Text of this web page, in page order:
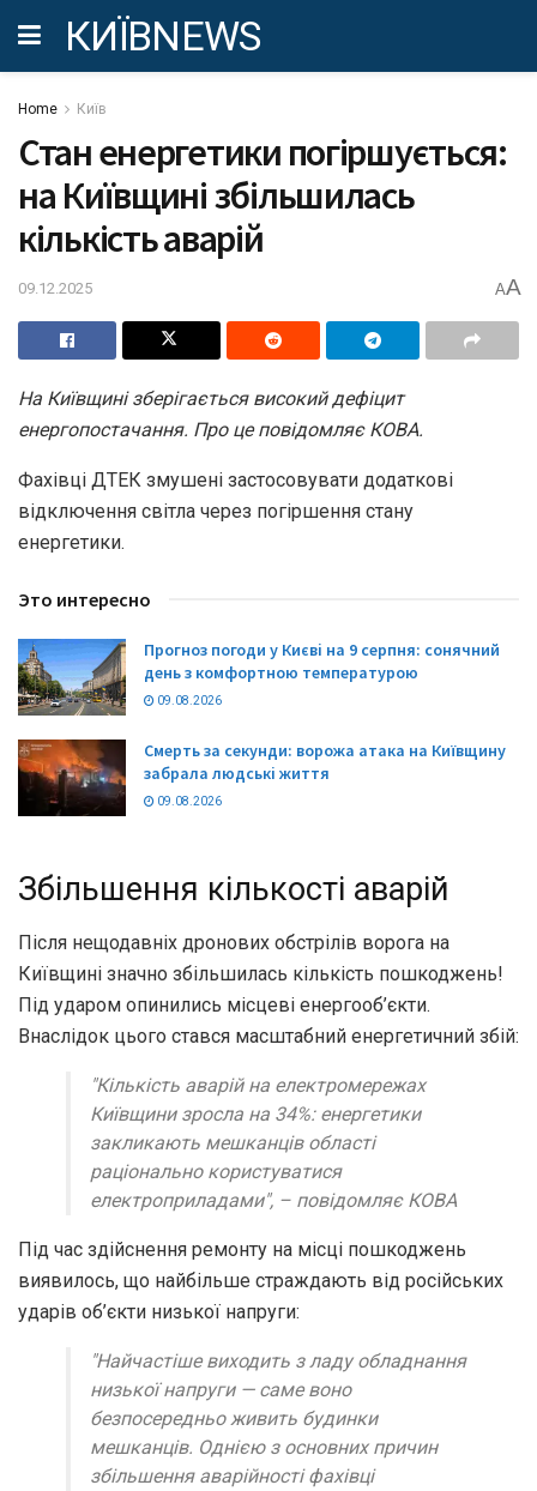
КИЇВNEWS
Home Київ
Стан енергетики погіршується:
на Київщині збільшилась
кількість аварій
09.12.2025 AA
На Київщині зберігається високий дефіцит
енергопостачання. Про це повідомляє КОВА.
Фахівці ДТЕК змушені застосовувати додаткові
відключення світла через погіршення стану
енергетики.
Это интересно
Прогноз погоди у Києві на 9 серпня: сонячний
день з комфортною температурою
09.08.2026
Смерть за секунди: ворожа атака на Київщину
забрала людські життя
09.08.2026
Збільшення кількості аварій
Після нещодавніх дронових обстрілів ворога на
Київщині значно збільшилась кількість пошкоджень!
Під ударом опинились місцеві енергооб’єкти.
Внаслідок цього стався масштабний енергетичний збій:
"Кількість аварій на електромережах
Київщини зросла на 34%: енергетики
закликають мешканців області
раціонально користуватися
електроприладами", – повідомляє КОВА
Під час здійснення ремонту на місці пошкоджень
виявилось, що найбільше страждають від російських
ударів об’єкти низької напруги:
"Найчастіше виходить з ладу обладнання
низької напруги — саме воно
безпосередньо живить будинки
мешканців. Однією з основних причин
збільшення аварійності фахівці